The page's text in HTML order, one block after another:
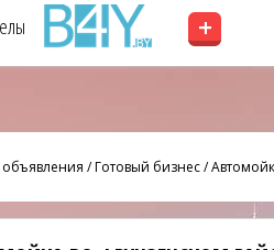
+
/Готовый бизнес/